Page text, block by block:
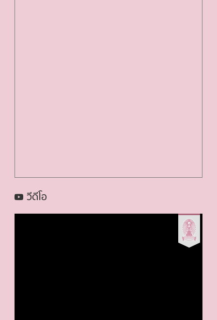
วีดีโอ